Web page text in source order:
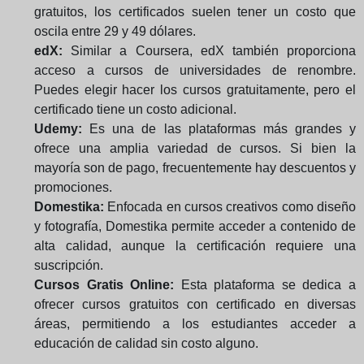
gratuitos, los certificados suelen tener un costo que
oscila entre 29 y 49 dólares.
edX: Similar a Coursera, edX también proporciona
acceso a cursos de universidades de renombre.
Puedes elegir hacer los cursos gratuitamente, pero el
certificado tiene un costo adicional.
Udemy: Es una de las plataformas más grandes y
ofrece una amplia variedad de cursos. Si bien la
mayoría son de pago, frecuentemente hay descuentos y
promociones.
Domestika: Enfocada en cursos creativos como diseño
y fotografía, Domestika permite acceder a contenido de
alta calidad, aunque la certificación requiere una
suscripción.
Cursos Gratis Online: Esta plataforma se dedica a
ofrecer cursos gratuitos con certificado en diversas
áreas, permitiendo a los estudiantes acceder a
educación de calidad sin costo alguno.